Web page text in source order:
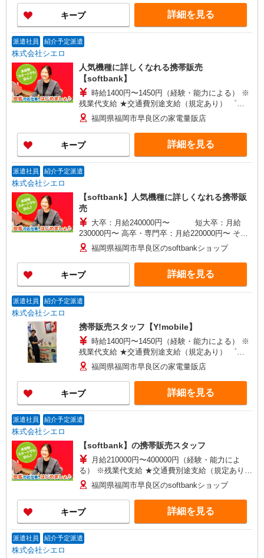
ティブ支給(規定有) ゜・。○。・゜+゜・。
○。・゜+゜
キープ 詳細を見る
派遣社員 紹介予定派遣
株式会社シエロ
人気機種に詳しくなれる携帯販売
【softbank】
時給1400円〜1450円（経験・能力による） ※
残業代支給 ★交通費別途支給（規定あり） ゜
+゜・。○。・゜+゜・。○。・゜+゜ 入社祝い金10
万円支給(規定有) お友達を紹介頂くと, インセンテ
ィブ支給(規定有) ★月2回払い・週払い可能（規程
有）★ ゜・。○。・゜+゜・。○。・゜+゜
福岡県福岡市早良区の家電量販店
キープ 詳細を見る
派遣社員 紹介予定派遣
株式会社シエロ
【softbank】人気機種に詳しくなれる携帯販
売
大卒：月給240000円〜 短大卒：月給
230000円〜 高卒・専門卒：月給220000円〜 その
他・交通費当社規定・達成手当・役職手当・アド
バイザー手当・その他手当有・賞与年2回 ※残業
代支給 ゜+゜・。○。・゜+゜・。○。・゜+゜ 入
社祝い金10万円支給(規定有) お友達を紹介頂くと,
インセンティブ支給(規定有) ゜・。○。・゜
+゜・。○。・゜+゜
福岡県福岡市早良区のsoftbankショップ
キープ 詳細を見る
派遣社員 紹介予定派遣
株式会社シエロ
携帯販売スタッフ【Y!mobile】
時給1400円〜1450円（経験・能力による） ※
残業代支給 ★交通費別途支給（規定あり） ゜
+゜・。○。・゜+゜・。○。・゜+゜ 入社祝い金10
万円支給(規定有) お友達を紹介頂くと, インセンテ
ィブ支給(規定有) ★月2回払い・週払い可能（規程
有）★ ゜・。○。・゜+゜・。○。・゜+゜
福岡県福岡市早良区の家電量販店
キープ 詳細を見る
派遣社員 紹介予定派遣
株式会社シエロ
【softbank】の携帯販売スタッフ
月給210000円〜400000円（経験・能力によ
る） ※残業代支給 ★交通費別途支給（規定あり）
゜+゜・。○。・゜+゜・。○。・゜+゜ 入社祝い金
10万円支給(規定有) お友達を紹介頂くと, インセン
ティブ支給(規定有) ゜・。○。・゜+゜・。
○。・゜+゜
福岡県福岡市早良区のsoftbankショップ
キープ 詳細を見る
派遣社員 紹介予定派遣
株式会社シエロ